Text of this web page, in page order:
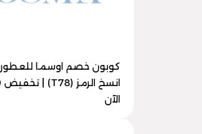
كوبون خصم اوسما للعطور |
الآن